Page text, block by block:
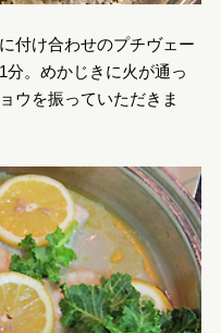
付け合わせのプチヴェー
分。めかじきに火が通っ
ウを振っていただきま